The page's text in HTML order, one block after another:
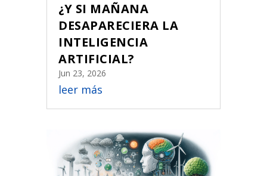
¿Y SI MAÑANA
DESAPARECIERA LA
INTELIGENCIA
ARTIFICIAL?
Jun 23, 2026
leer más